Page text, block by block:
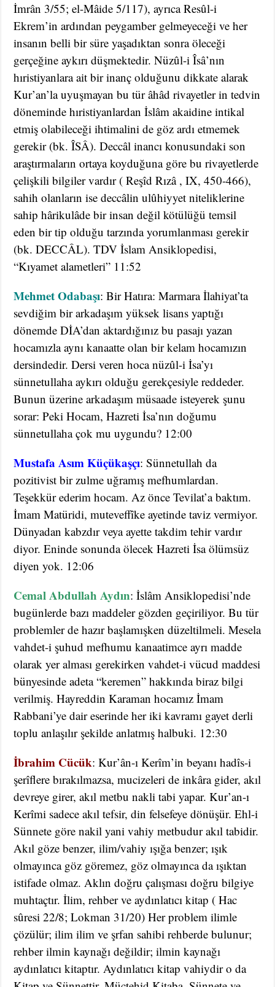
İmrân 3/55; el-Mâide 5/117), ayrıca Resûl-i
Ekrem’in ardından peygamber gelmeyeceği ve her
insanın belli bir süre yaşadıktan sonra öleceği
gerçeğine aykırı düşmektedir. Nüzûl-i Îsâ’nın
hıristiyanlara ait bir inanç olduğunu dikkate alarak
Kur’an’la uyuşmayan bu tür âhâd rivayetler in tedvin
döneminde hıristiyanlardan İslâm akaidine intikal
etmiş olabileceği ihtimalini de göz ardı etmemek
gerekir (bk. ÎSÂ). Deccâl inancı konusundaki son
araştırmaların ortaya koyduğuna göre bu rivayetlerde
çelişkili bilgiler vardır ( Reşîd Rızâ , IX, 450-466),
sahih olanların ise deccâlin ulûhiyyet niteliklerine
sahip hârikulâde bir insan değil kötülüğü temsil
eden bir tip olduğu tarzında yorumlanması gerekir
(bk. DECCÂL). TDV İslam Ansiklopedisi,
“Kıyamet alametleri” 11:52
Mehmet Odabaşı: Bir Hatıra: Marmara İlahiyat’ta
sevdiğim bir arkadaşım yüksek lisans yaptığı
dönemde DİA’dan aktardığınız bu pasajı yazan
hocamızla aynı kanaatte olan bir kelam hocamızın
dersindedir. Dersi veren hoca nüzûl-i İsa’yı
sünnetullaha aykırı olduğu gerekçesiyle reddeder.
Bunun üzerine arkadaşım müsaade isteyerek şunu
sorar: Peki Hocam, Hazreti İsa’nın doğumu
sünnetullaha çok mu uygundu? 12:00
Mustafa Asım Küçükaşçı: Sünnetullah da
pozitivist bir zulme uğramış mefhumlardan.
Teşekkür ederim hocam. Az önce Tevilat’a baktım.
İmam Matüridi, muteveffîke ayetinde taviz vermiyor.
Dünyadan kabzdır veya ayette takdim tehir vardır
diyor. Eninde sonunda ölecek Hazreti İsa ölümsüz
diyen yok. 12:06
Cemal Abdullah Aydın: İslâm Ansiklopedisi’nde
bugünlerde bazı maddeler gözden geçiriliyor. Bu tür
problemler de hazır başlamışken düzeltilmeli. Mesela
vahdet-i şuhud mefhumu kanaatimce ayrı madde
olarak yer alması gerekirken vahdet-i vücud maddesi
bünyesinde adeta “keremen” hakkında biraz bilgi
verilmiş. Hayreddin Karaman hocamız İmam
Rabbani’ye dair eserinde her iki kavramı gayet derli
toplu anlaşılır şekilde anlatmış halbuki. 12:30
İbrahim Cücük: Kur’ân-ı Kerîm’in beyanı hadîs-i
şerîflere bırakılmazsa, mucizeleri de inkâra gider, akıl
devreye girer, akıl metbu nakli tabi yapar. Kur’an-ı
Kerîmi sadece akıl tefsir, din felsefeye dönüşür. Ehl-i
Sünnete göre nakil yani vahiy metbudur akıl tabidir.
Akıl göze benzer, ilim/vahiy ışığa benzer; ışık
olmayınca göz göremez, göz olmayınca da ışıktan
istifade olmaz. Aklın doğru çalışması doğru bilgiye
muhtaçtır. İlim, rehber ve aydınlatıcı kitap ( Hac
sûresi 22/8; Lokman 31/20) Her problem ilimle
çözülür; ilim ilim ve şrfan sahibi rehberde bulunur;
rehber ilmin kaynağı değildir; ilmin kaynağı
aydınlatıcı kitaptır. Aydınlatıcı kitap vahiydir o da